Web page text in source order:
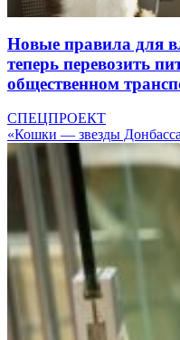
Новые правила для
теперь перевозить
общественном
СПЕЦПРОЕКТ
«Кошки — звезды